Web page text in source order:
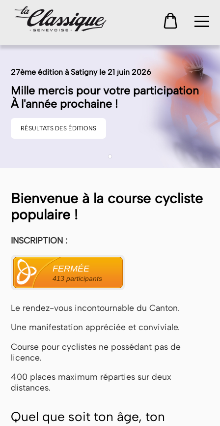
27ème édition à Satigny le 21 juin 2026
Mille mercis pour votre participation
À l'année prochaine !
RÉSULTATS DES ÉDITIONS
Bienvenue à la course cycliste
populaire !
INSCRIPTION :
FERMÉE
413 participants
Le rendez-vous incontournable du Canton.
Une manifestation appréciée et conviviale.
Course pour cyclistes ne possédant pas de
licence.
400 places maximum réparties sur deux
distances.
Quel que soit ton âge, ton